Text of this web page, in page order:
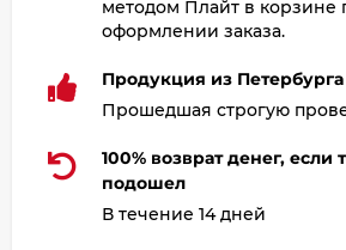
методом Плайт в корзине
оформлении заказа.
Продукция из Петербурга
Прошедшая строгую
100% возврат денег, если
подошел
В течение 14 дней